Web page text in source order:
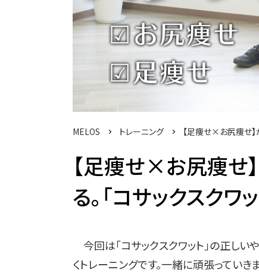
MELOS トレーニング 【足痩せ×お尻痩せ】
【足痩せ×お尻痩せ
る。「コサックスクワ
今回は「コサックスクワット」の正し
くトレーニングです。一緒に頑張っていきま